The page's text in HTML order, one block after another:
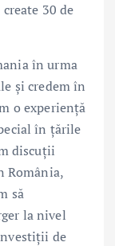
30 de
în urma
și credem în
o experiență
în țările
discuții
România,
să
la nivel
de